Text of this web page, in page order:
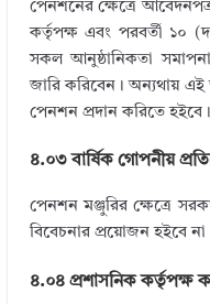
পেনশনের ক্ষেত্রে
কর্তৃপক্ষ এবং পরবর্তী ১০
সকল আনুষ্ঠানিকতা
জারি করিবেন। অন্যথায় এই
পেনশন প্রদান করিতে হইবে।
৪.০৩ বার্ষিক গোপনীয়
পেনশন মঞ্জুরির ক্ষেত্রে
বিবেচনার প্রয়োজন হইবে
৪.০৪ প্রশাসনিক কর্তৃপক্ষ